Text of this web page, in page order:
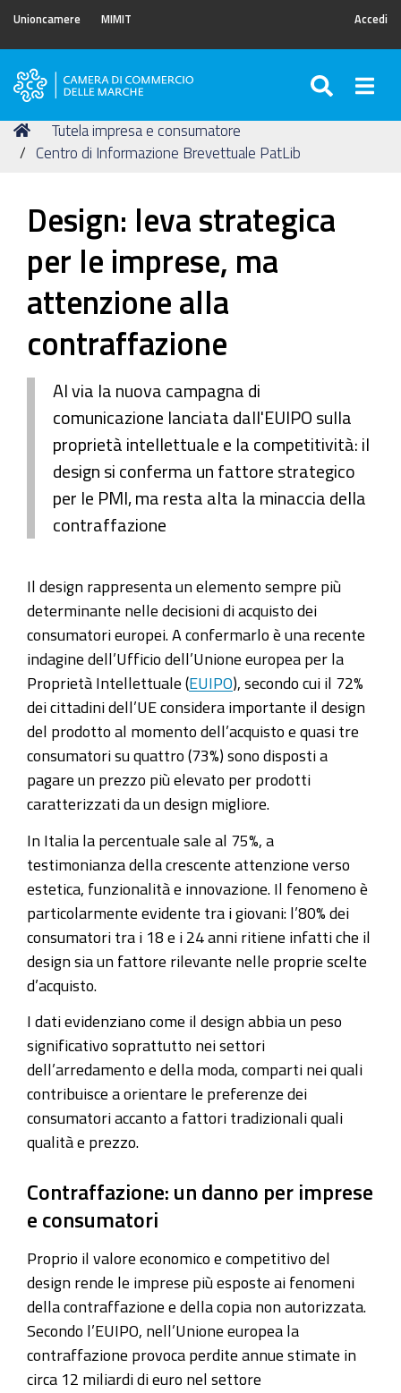
Unioncamere MIMIT Accedi
Camera
Commercio
delle
Tu
sei
Home
Tutela impresa e consumatore
Centro di Informazione Brevettuale PatLib
Design: leva strategica
per le imprese, ma
attenzione alla
contraffazione
Al via la nuova campagna di
comunicazione lanciata dall'EUIPO sulla
proprietà intellettuale e la competitività: il
design si conferma un fattore strategico
per le PMI, ma resta alta la minaccia della
contraffazione
Il design rappresenta un elemento sempre più
determinante nelle decisioni di acquisto dei
consumatori europei. A confermarlo è una recente
indagine dell’Ufficio dell’Unione europea per la
Proprietà Intellettuale (EUIPO), secondo cui il 72%
dei cittadini dell’UE considera importante il design
del prodotto al momento dell’acquisto e quasi tre
consumatori su quattro (73%) sono disposti a
pagare un prezzo più elevato per prodotti
caratterizzati da un design migliore.
In Italia la percentuale sale al 75%, a
testimonianza della crescente attenzione verso
estetica, funzionalità e innovazione. Il fenomeno è
particolarmente evidente tra i giovani: l’80% dei
consumatori tra i 18 e i 24 anni ritiene infatti che il
design sia un fattore rilevante nelle proprie scelte
d’acquisto.
I dati evidenziano come il design abbia un peso
significativo soprattutto nei settori
dell’arredamento e della moda, comparti nei quali
contribuisce a orientare le preferenze dei
consumatori accanto a fattori tradizionali quali
qualità e prezzo.
Contraffazione: un danno per imprese
e consumatori
Proprio il valore economico e competitivo del
design rende le imprese più esposte ai fenomeni
della contraffazione e della copia non autorizzata.
Secondo l’EUIPO, nell’Unione europea la
contraffazione provoca perdite annue stimate in
circa 12 miliardi di euro nel settore